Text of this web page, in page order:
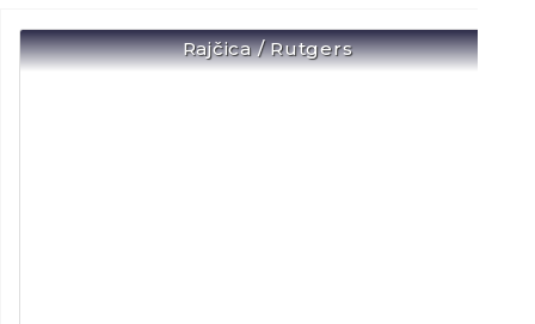
Rajčica / Rutgers